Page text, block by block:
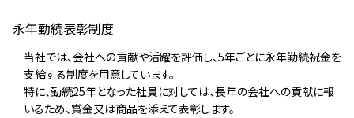
永年勤続表彰制度
当社では、会社への貢献や活躍を評価し、5年ごとに永年勤続祝金を
支給する制度を用意しています。
特に、勤続25年となった社員に対しては、長年の会社への貢献に報
いるため、賞金又は商品を添えて表彰します。